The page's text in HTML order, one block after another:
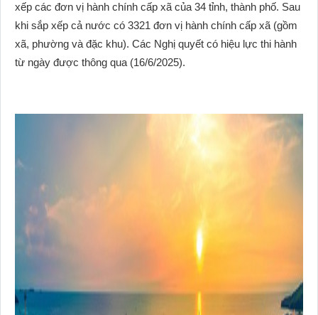
xếp các đơn vị hành chính cấp xã của 34 tỉnh, thành phố. Sau
khi sắp xếp cả nước có 3321 đơn vị hành chính cấp xã (gồm
xã, phường và đặc khu). Các Nghị quyết có hiệu lực thi hành
từ ngày được thông qua (16/6/2025).